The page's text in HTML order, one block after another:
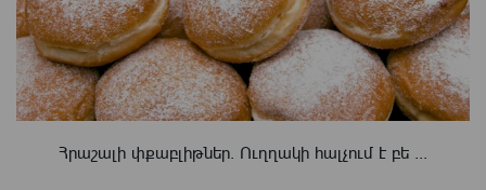
Հրաշալի փքաբլիթներ. Ուղղակի հալչում է բե ...